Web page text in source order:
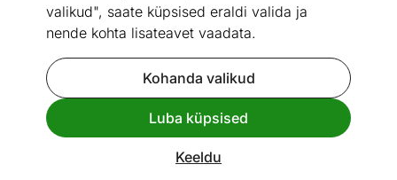
valikud", saate küpsised eraldi valida ja
nende kohta lisateavet vaadata.
Kohanda valikud
Luba küpsised
Keeldu
Vaata sarnaseid